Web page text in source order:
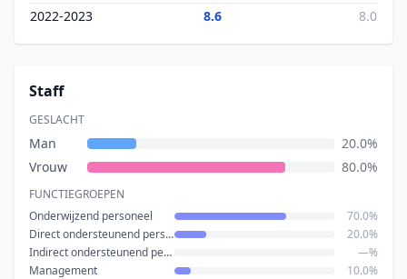
2022-2023 8.6 8.0
Staff
GESLACHT
Man
20.0%
Vrouw
80.0%
FUNCTIEGROEPEN
Onderwijzend personeel
70.0%
Direct ondersteunend personeel
20.0%
Indirect ondersteunend personeel
—%
Management
10.0%